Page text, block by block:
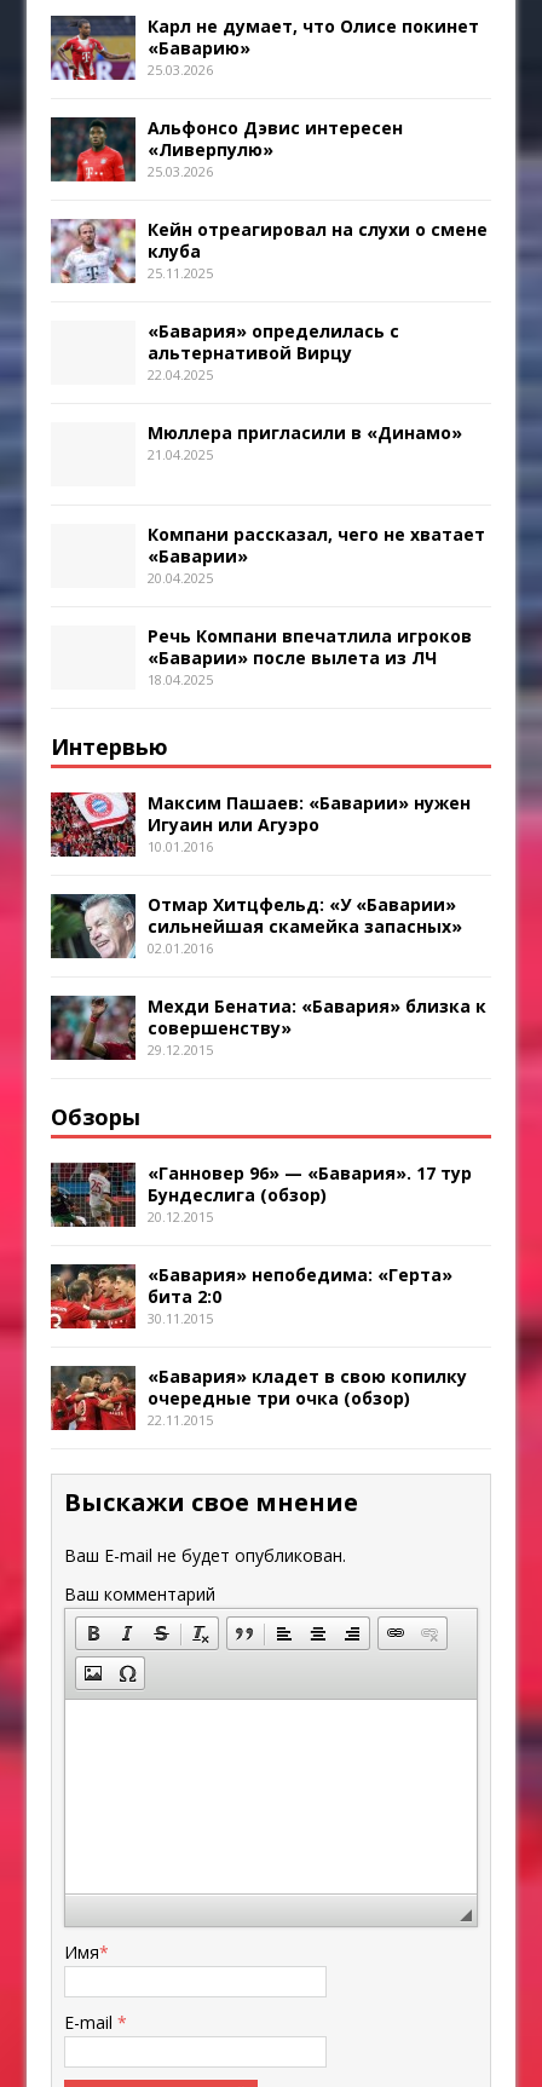
Карл не думает, что Олисе покинет
«Баварию»
25.03.2026
Альфонсо Дэвис интересен
«Ливерпулю»
25.03.2026
Кейн отреагировал на слухи о смене
клуба
25.11.2025
«Бавария» определилась с
альтернативой Вирцу
22.04.2025
Мюллера пригласили в «Динамо»
21.04.2025
Компани рассказал, чего не хватает
«Баварии»
20.04.2025
Речь Компани впечатлила игроков
«Баварии» после вылета из ЛЧ
18.04.2025
Интервью
Максим Пашаев: «Баварии» нужен
Игуаин или Агуэро
10.01.2016
Отмар Хитцфельд: «У «Баварии»
сильнейшая скамейка запасных»
02.01.2016
Мехди Бенатиа: «Бавария» близка к
совершенству»
29.12.2015
Обзоры
«Ганновер 96» — «Бавария». 17 тур
Бундеслига (обзор)
20.12.2015
«Бавария» непобедима: «Герта»
бита 2:0
30.11.2015
«Бавария» кладет в свою копилку
очередные три очка (обзор)
22.11.2015
Выскажи свое мнение
Ваш E-mail не будет опубликован.
Ваш комментарий
Имя*
E-mail*